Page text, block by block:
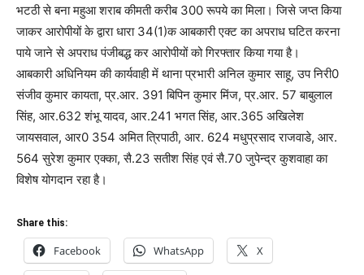
भटठी से बना महुआ शराब कीमती करीब 300 रूपये का मिला। जिसे जप्त किया
जाकर आरोपीयों के द्वारा धारा 34(1)क आबकारी एक्ट का अपराध घटित करना
पाये जाने से अपराध पंजीबद्ध कर आरोपीयों को गिरफ्तार किया गया है।
आबकारी अधिनियम की कार्यवाही में‍ थाना प्रभारी अनिल कुमार साहू, उप निरी0
संजीव कुमार कायता, प्र.आर. 391 बिपिन कुमार मिंज, प्र.आर. 57 बाबुलाल
सिंह, आर.632 शंभू यादव, आर.241 भगत सिंह, आर.365 अखिलेश
जायसवाल, आर0 354 अमित त्रिपाठी, आर. 624 मधुप्रसाद राजवाडे, आर.
564 सुरेश कुमार एक्का, सै.23 सतीश सिंह एवं सै.70 जुपेन्द्र कुशवाहा का
विशेष योगदान रहा है।
Share this:
Facebook WhatsApp X